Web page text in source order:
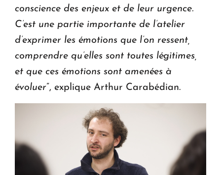
conscience des enjeux et de leur urgence.
C’est une partie importante de l’atelier
d’exprimer les émotions que l’on ressent,
comprendre qu’elles sont toutes légitimes,
et que ces émotions sont amenées à
évoluer”, explique Arthur Carabédian.